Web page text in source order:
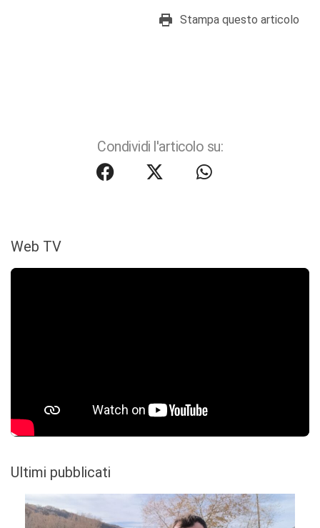
Stampa questo articolo
Condividi l'articolo su:
Web TV
Ultimi pubblicati